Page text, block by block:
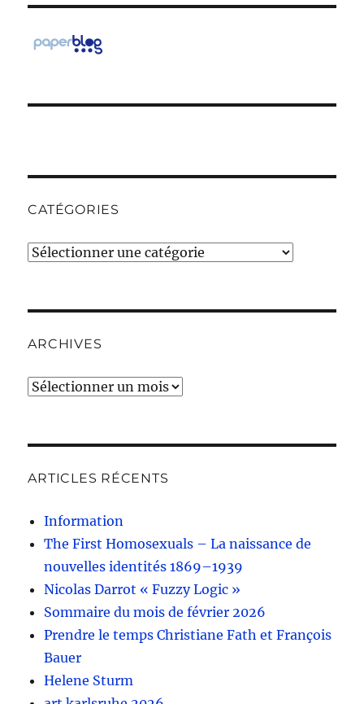
CATÉGORIES
Catégories
ARCHIVES
Archives
ARTICLES RÉCENTS
Information
The First Homosexuals – La naissance de
nouvelles identités 1869–1939
Nicolas Darrot « Fuzzy Logic »
Sommaire du mois de février 2026
Prendre le temps Christiane Fath et François
Bauer
Helene Sturm